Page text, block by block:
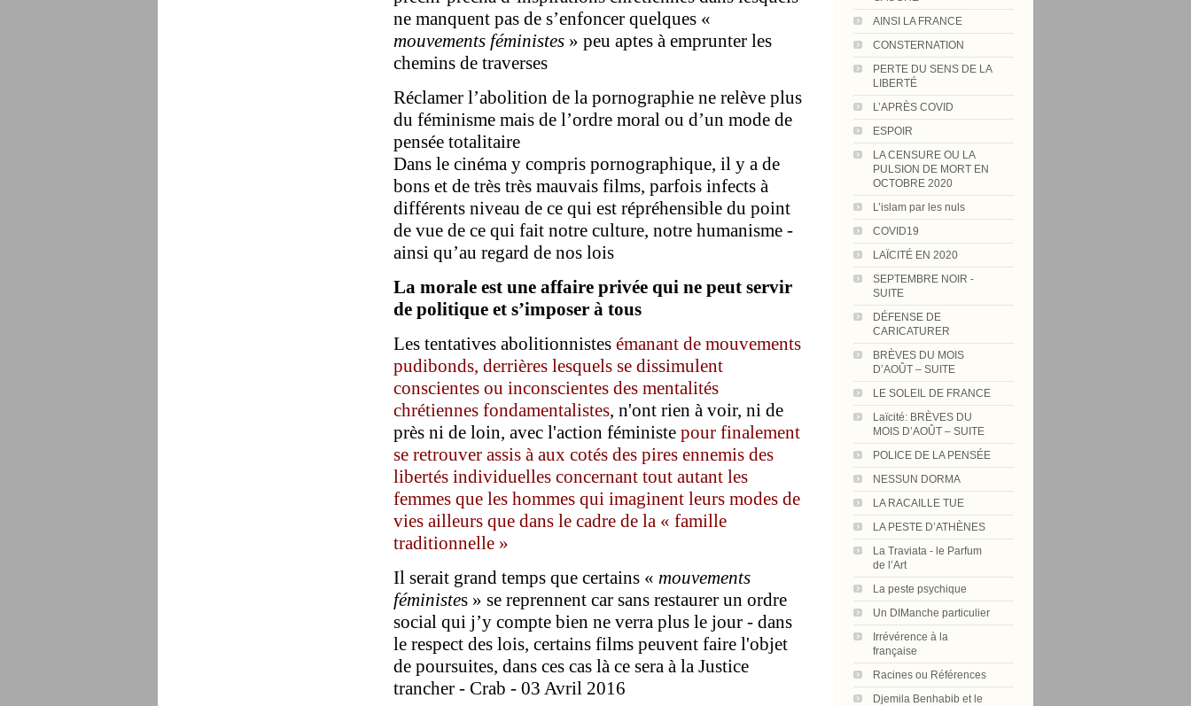
AINSI LA FRANCE
CONSTERNATION
PERTE DU SENS DE LA
LIBERTÉ
L’APRÈS COVID
ESPOIR
LA CENSURE OU LA
PULSION DE MORT EN
OCTOBRE 2020
L’islam par les nuls
COVID19
LAÏCITÉ EN 2020
SEPTEMBRE NOIR -
SUITE
DÉFENSE DE
CARICATURER
BRÈVES DU MOIS
D’AOÛT – SUITE
LE SOLEIL DE FRANCE
Laïcité: BRÈVES DU
MOIS D’AOÛT – SUITE
POLICE DE LA PENSÉE
NESSUN DORMA
LA RACAILLE TUE
LA PESTE D’ATHÈNES
La Traviata - le Parfum
de l’Art
La peste psychique
Un DIManche particulier
Irrévérence à la
française
Racines ou Références
Djemila Benhabib et le
ne manquent pas de s’enfoncer quelques «
mouvements féministes » peu aptes à emprunter les
chemins de traverses
Réclamer l’abolition de la pornographie ne relève plus
du féminisme mais de l’ordre moral ou d’un mode de
pensée totalitaire
Dans le cinéma y compris pornographique, il y a de
bons et de très très mauvais films, parfois infects à
différents niveau de ce qui est répréhensible du point
de vue de ce qui fait notre culture, notre humanisme -
ainsi qu’au regard de nos lois
La morale est une affaire privée qui ne peut servir
de politique et s’imposer à tous
Les tentatives abolitionnistes émanant de mouvements
pudibonds, derrières lesquels se dissimulent
conscientes ou inconscientes des mentalités
chrétiennes fondamentalistes, n'ont rien à voir, ni de
près ni de loin, avec l'action féministe pour finalement
se retrouver assis à aux cotés des pires ennemis des
libertés individuelles concernant tout autant les
femmes que les hommes qui imaginent leurs modes de
vies ailleurs que dans le cadre de la « famille
traditionnelle »
Il serait grand temps que certains « mouvements
féministes » se reprennent car sans restaurer un ordre
social qui j’y compte bien ne verra plus le jour - dans
le respect des lois, certains films peuvent faire l'objet
de poursuites, dans ces cas là ce sera à la Justice
trancher - Crab - 03 Avril 2016